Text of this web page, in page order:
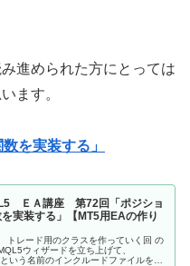
進められた方にとっては
ます。
を実装する」
ＥＡ講座 第72回「ポジショ
実装する」【MT5用EAの作り
レード用のクラスを作っていく回 の
ウィザードを立ち上げて、
いう名前のインクルードファイルを生